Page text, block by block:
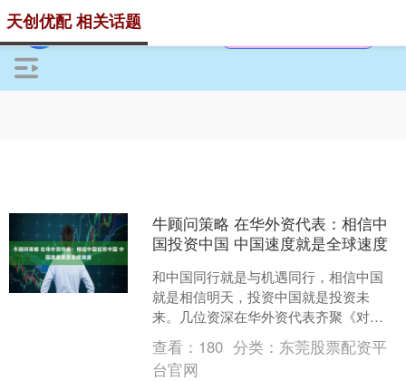
天创优配 相关话题
牛顾问策略 在华外资代表：相信中
国投资中国 中国速度就是全球速度
和中国同行就是与机遇同行，相信中国
就是相信明天，投资中国就是投资未
来。几位资深在华外资代表齐聚《对
话》。松下控股株式会社集团代表董
事、全球副总裁本间哲朗表示：今....
查看： 180 分类： 东莞股票配资平
台官网